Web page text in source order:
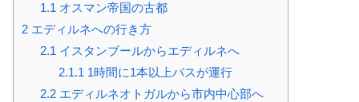
1.1 オスマン帝国の古都
2 エディルネへの行き方
2.1 イスタンブールからエディルネへ
2.1.1 1時間に1本以上バスが運行
2.2エディルネオトガルから市内中心部へ